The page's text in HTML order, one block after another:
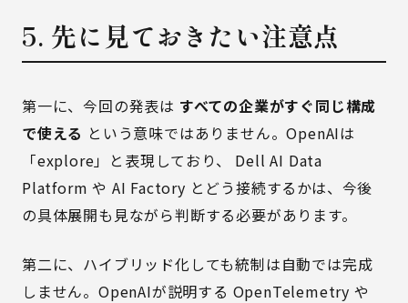
5. 先に見ておきたい注意点
第一に、今回の発表は すべての企業がすぐ同じ構成
で使える という意味ではありません。OpenAIは
「explore」と表現しており、 Dell AI Data
Platform や AI Factory とどう接続するかは、今後
の具体展開も見ながら判断する必要があります。
第二に、ハイブリッド化しても統制は自動では完成
しません。OpenAIが説明する OpenTelemetry や